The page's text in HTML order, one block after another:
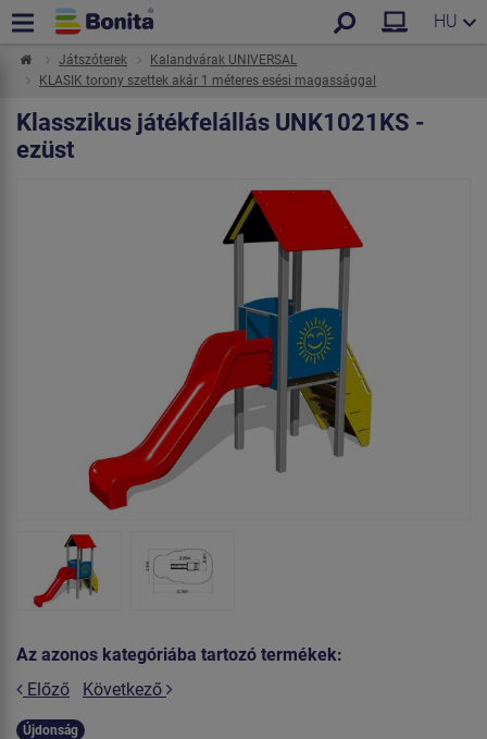
HU
Játszóterek
Kalandvárak UNIVERSAL
KLASIK torony szettek akár 1 méteres esési magassággal
Klasszikus játékfelállás UNK1021KS -
ezüst
Az azonos kategóriába tartozó termékek:
Előző
Következő
Újdonság